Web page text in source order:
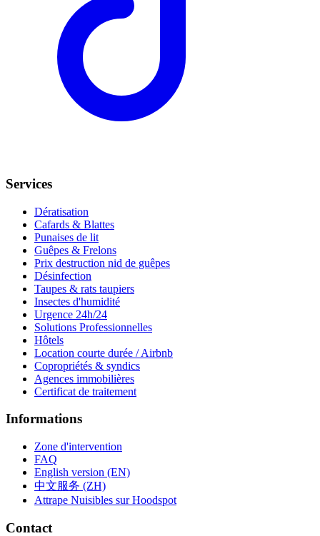
Services
Dératisation
Cafards & Blattes
Punaises de lit
Guêpes & Frelons
Prix destruction nid de guêpes
Désinfection
Taupes & rats taupiers
Insectes d'humidité
Urgence 24h/24
Solutions Professionnelles
Hôtels
Location courte durée / Airbnb
Copropriétés & syndics
Agences immobilières
Certificat de traitement
Informations
Zone d'intervention
FAQ
English version (EN)
中文服务 (ZH)
Attrape Nuisibles sur Hoodspot
Contact